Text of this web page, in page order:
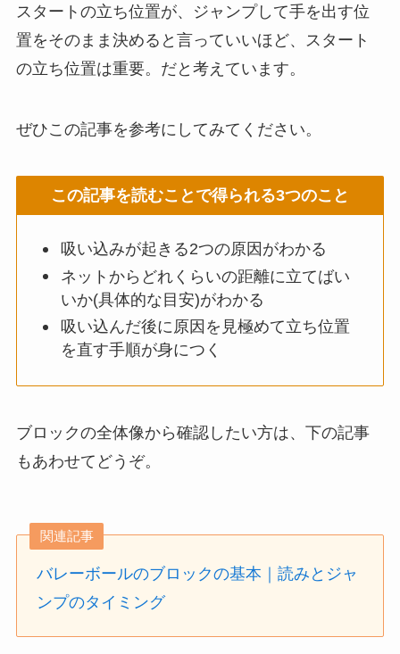
スタートの立ち位置が、ジャンプして手を出す位
置をそのまま決めると言っていいほど、スタート
の立ち位置は重要。だと考えています。
ぜひこの記事を参考にしてみてください。
この記事を読むことで得られる3つのこと
吸い込みが起きる2つの原因がわかる
ネットからどれくらいの距離に立てばい
いか(具体的な目安)がわかる
吸い込んだ後に原因を見極めて立ち位置
を直す手順が身につく
ブロックの全体像から確認したい方は、下の記事
もあわせてどうぞ。
関連記事
バレーボールのブロックの基本｜読みとジャ
ンプのタイミング